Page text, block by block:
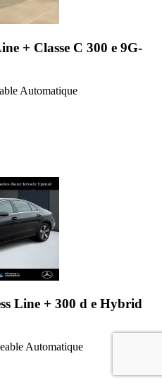
+ Classe C 300 e 9G-
Automatique
Line + 300 d e Hybrid
Automatique